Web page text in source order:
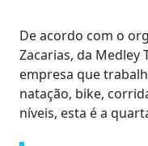
De acordo com o
Zacarias, da Medley
empresa que
natação, bike,
níveis, esta é a